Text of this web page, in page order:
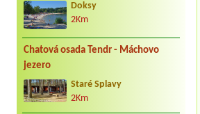
Doksy
2Km
Chatová osada Tendr - Máchovo
jezero
Staré Splavy
2Km